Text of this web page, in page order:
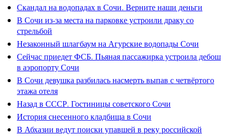
Скандал на водопадах в Сочи. Верните наши деньги
В Сочи из-за места на парковке устроили драку со
стрельбой
Незаконный шлагбаум на Агурские водопады Сочи
Сейчас приедет ФСБ. Пьяная пассажирка устроила дебош
в аэропорту Сочи
В Сочи девушка разбилась насмерть выпав с четвёртого
этажа отеля
Назад в СССР. Гостиницы советского Сочи
История снесенного кладбища в Сочи
В Абхазии ведут поиски упавшей в реку российской